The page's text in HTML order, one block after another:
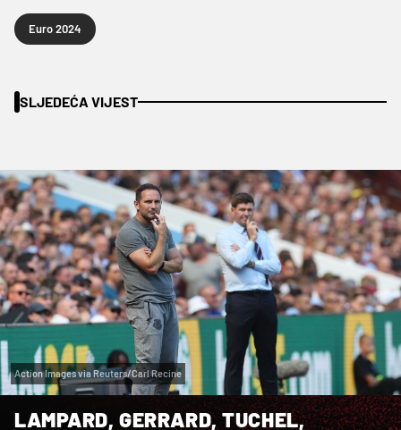
Euro 2024
SLJEDEĆA VIJEST
Action Images via Reuters/Carl Recine
LAMPARD, GERRARD, TUCHEL,